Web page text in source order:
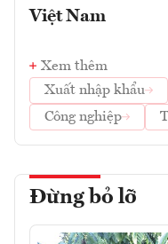
Việt Nam
Xem thêm
Xuất nhập khẩu
Công nghiệp
Đừng bỏ lỡ